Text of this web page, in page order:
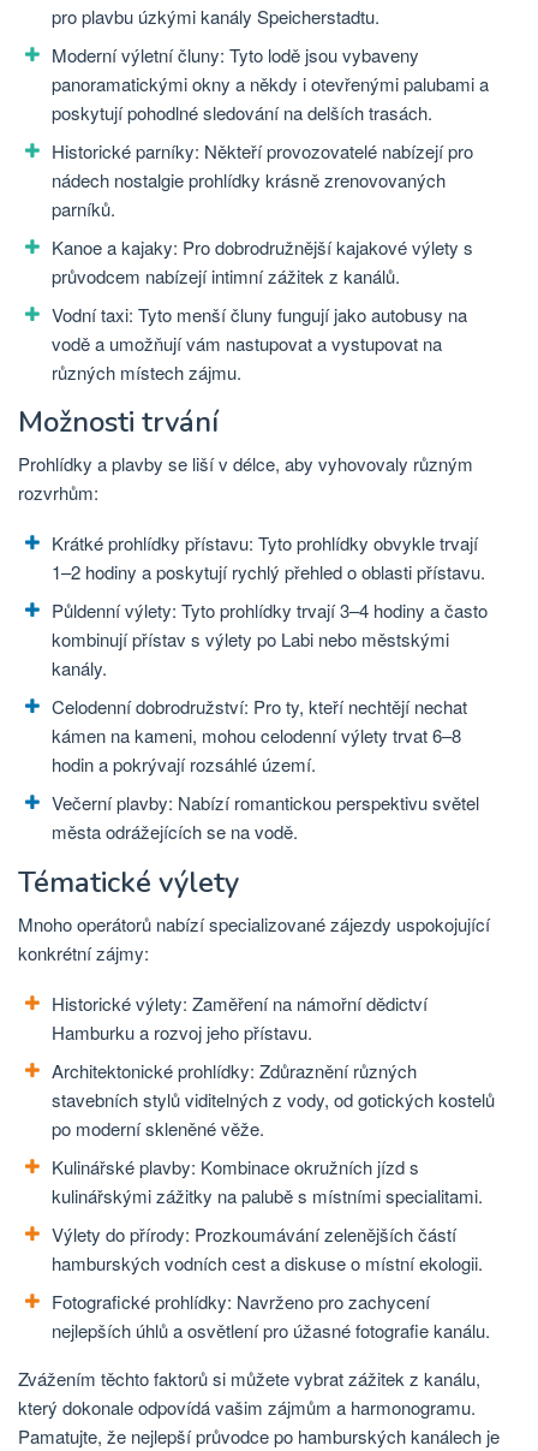
pro plavbu úzkými kanály Speicherstadtu.
Moderní výletní čluny: Tyto lodě jsou vybaveny
panoramatickými okny a někdy i otevřenými palubami a
poskytují pohodlné sledování na delších trasách.
Historické parníky: Někteří provozovatelé nabízejí pro
nádech nostalgie prohlídky krásně zrenovovaných
parníků.
Kanoe a kajaky: Pro dobrodružnější kajakové výlety s
průvodcem nabízejí intimní zážitek z kanálů.
Vodní taxi: Tyto menší čluny fungují jako autobusy na
vodě a umožňují vám nastupovat a vystupovat na
různých místech zájmu.
Možnosti trvání
Prohlídky a plavby se liší v délce, aby vyhovovaly různým
rozvrhům:
Krátké prohlídky přístavu: Tyto prohlídky obvykle trvají
1–2 hodiny a poskytují rychlý přehled o oblasti přístavu.
Půldenní výlety: Tyto prohlídky trvají 3–4 hodiny a často
kombinují přístav s výlety po Labi nebo městskými
kanály.
Celodenní dobrodružství: Pro ty, kteří nechtějí nechat
kámen na kameni, mohou celodenní výlety trvat 6–8
hodin a pokrývají rozsáhlé území.
Večerní plavby: Nabízí romantickou perspektivu světel
města odrážejících se na vodě.
Tématické výlety
Mnoho operátorů nabízí specializované zájezdy uspokojující
konkrétní zájmy:
Historické výlety: Zaměření na námořní dědictví
Hamburku a rozvoj jeho přístavu.
Architektonické prohlídky: Zdůraznění různých
stavebních stylů viditelných z vody, od gotických kostelů
po moderní skleněné věže.
Kulinářské plavby: Kombinace okružních jízd s
kulinářskými zážitky na palubě s místními specialitami.
Výlety do přírody: Prozkoumávání zelenějších částí
hamburských vodních cest a diskuse o místní ekologii.
Fotografické prohlídky: Navrženo pro zachycení
nejlepších úhlů a osvětlení pro úžasné fotografie kanálu.
Zvážením těchto faktorů si můžete vybrat zážitek z kanálu,
který dokonale odpovídá vašim zájmům a harmonogramu.
Pamatujte, že nejlepší průvodce po hamburských kanálech je